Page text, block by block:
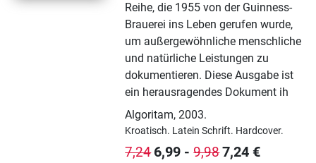
Reihe, die 1955 von der Guinness-
Brauerei ins Leben gerufen wurde,
um außergewöhnliche menschliche
und natürliche Leistungen zu
dokumentieren. Diese Ausgabe ist
ein herausragendes Dokument ih
Algoritam,2003.
Kroatisch. Latein Schrift. Hardcover.
7,24 6,99 -9,987,24 €